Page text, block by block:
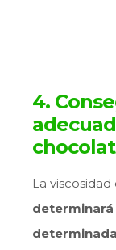
4.
La